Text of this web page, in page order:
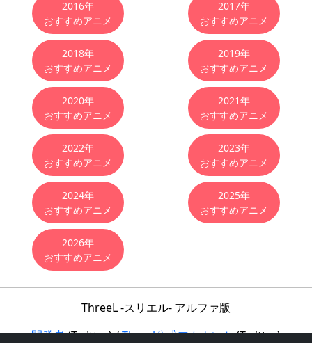
2016年
おすすめアニメ
2017年
おすすめアニメ
2018年
おすすめアニメ
2019年
おすすめアニメ
2020年
おすすめアニメ
2021年
おすすめアニメ
2022年
おすすめアニメ
2023年
おすすめアニメ
2024年
おすすめアニメ
2025年
おすすめアニメ
2026年
おすすめアニメ
ThreeL -スリエル- アルファ版
開発者(Twitter) /Threel公式アカウント(Twitter)